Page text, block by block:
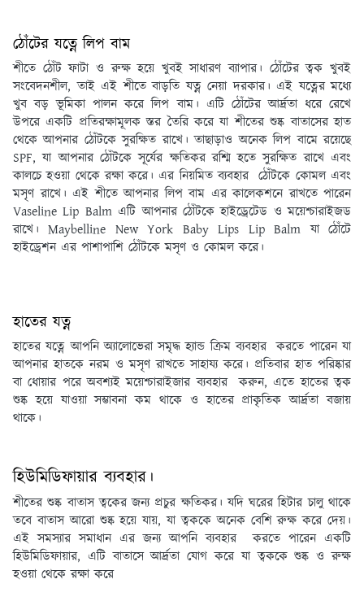
ঠোঁটের যত্নে লিপ বাম
শীতে ঠোঁট ফাটা ও রুক্ষ হয়ে খুবই সাধারণ ব্যাপার। ঠোঁটের ত্বক খুবই
সংবেদনশীল, তাই এই শীতে বাড়তি যত্ন নেয়া দরকার। এই যত্নের মধ্যে
খুব বড় ভূমিকা পালন করে লিপ বাম। এটি ঠোঁটের আর্দ্রতা ধরে রেখে
উপরে একটি প্রতিরক্ষামূলক স্তর তৈরি করে যা শীতের শুষ্ক বাতাসের হাত
থেকে আপনার ঠোঁটকে সুরক্ষিত রাখে। তাছাড়াও অনেক লিপ বামে রয়েছে
SPF, যা আপনার ঠোঁটকে সূর্যের ক্ষতিকর রশ্মি হতে সুরক্ষিত রাখে এবং
কালচে হওয়া থেকে রক্ষা করে। এর নিয়মিত ব্যবহার ঠোঁটকে কোমল এবং
মসৃণ রাখে। এই শীতে আপনার লিপ বাম এর কালেকশনে রাখতে পারেন
Vaseline Lip Balm এটি আপনার ঠোঁটকে হাইড্রেটেড ও ময়েশ্চারাইজড
রাখে। Maybelline New York Baby Lips Lip Balm যা ঠোঁটে
হাইড্রেশন এর পাশাপাশি ঠোঁটকে মসৃণ ও কোমল করে।
হাতের যত্ন
হাতের যত্নে আপনি অ্যালোভেরা সমৃদ্ধ হ্যান্ড ক্রিম ব্যবহার করতে পারেন যা
আপনার হাতকে নরম ও মসৃণ রাখতে সাহায্য করে। প্রতিবার হাত পরিষ্কার
বা ধোয়ার পরে অবশ্যই ময়েশ্চারাইজার ব্যবহার করুন, এতে হাতের ত্বক
শুষ্ক হয়ে যাওয়া সম্ভাবনা কম থাকে ও হাতের প্রাকৃতিক আর্দ্রতা বজায়
থাকে।
হিউমিডিফায়ার ব্যবহার।
শীতের শুষ্ক বাতাস ত্বকের জন্য প্রচুর ক্ষতিকর। যদি ঘরের হিটার চালু থাকে
তবে বাতাস আরো শুষ্ক হয়ে যায়, যা ত্বককে অনেক বেশি রুক্ষ করে দেয়।
এই সমস্যার সমাধান এর জন্য আপনি ব্যবহার করতে পারেন একটি
হিউমিডিফায়ার, এটি বাতাসে আর্দ্রতা যোগ করে যা ত্বককে শুষ্ক ও রুক্ষ
হওয়া থেকে রক্ষা করে